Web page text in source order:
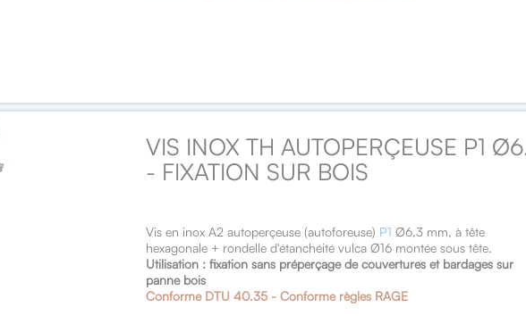
VIS INOX TH AUTOPERÇEUSE P1
- FIXATION SUR BOIS
Vis en inox A2 autoperçeuse (autoforeuse) P1 Ø6,3 mm, à tête
hexagonale + rondelle d'étanchéité vulca Ø16 montée sous tête.
Utilisation : fixation sans préperçage de couvertures et bardages sur
panne bois
Conforme DTU 40.35 - Conforme règles RAGE